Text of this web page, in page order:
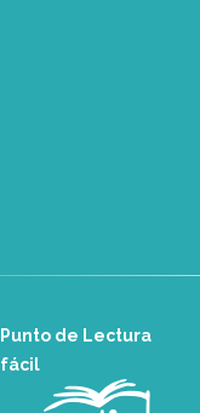
Punto de Lectura
fácil